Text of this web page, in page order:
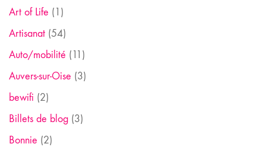
Art of Life (1)
Artisanat (54)
Auto/mobilité (11)
Auvers-sur-Oise (3)
bewifi (2)
Billets de blog (3)
Bonnie (2)